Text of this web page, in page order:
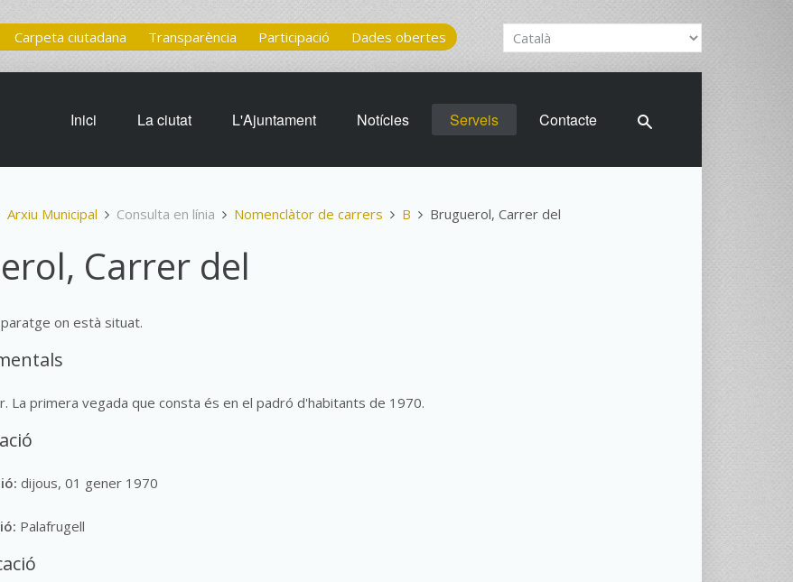
Carpeta ciutadana Transparència Participació Dades obertes
Inici La ciutat L'Ajuntament Notícies Serveis Contacte
Arxiu Municipal Consulta en línia Nomenclàtor de carrers B Bruguerol, Carrer del
Carrer del
on està situat.
La primera vegada que consta és en el padró d'habitants de 1970.
dijous, 01 gener 1970
Palafrugell